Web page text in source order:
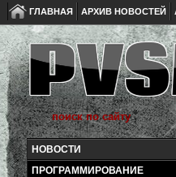
ГЛАВНАЯ АРХИВ НОВОСТЕЙ
НОВОСТИ
ПРОГРАММИРОВАНИЕ